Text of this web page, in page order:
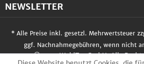
NEWSLETTER
* Alle Preise inkl. gesetzl. Mehrwertsteuer
ggf. Nachnahmegebühren, wenn nicht
© 2017 WobiTec GmbH. Alle